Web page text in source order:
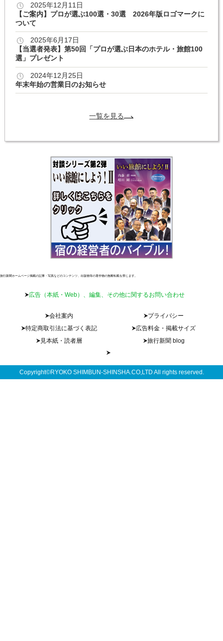
2025年12月11日
【ご案内】プロが選ぶ100選・30選 2026年版ロゴマークに
ついて
2025年6月17日
【当選者発表】第50回「プロが選ぶ日本のホテル・旅館100
選」プレゼント
2024年12月25日
年末年始の営業日のお知らせ
一覧を見る
旅行新聞ホームページ掲載の記事・写真などのコンテンツ、出版物等の著作物の無断転載を禁じます。
広告（本紙・Web）、編集、その他に関するお問い合わせ
会社案内
プライバシー
特定商取引法に基づく表記
広告料金・掲載サイズ
見本紙・読者層
旅行新聞 blog
Copyright©RYOKO SHIMBUN-SHINSHA.CO,LTD All rights reserved.